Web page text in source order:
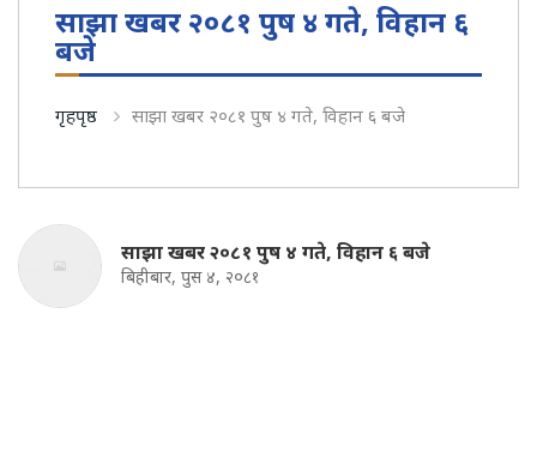
साझा खबर २०८१ पुष ४ गते, विहान ६
बजे
गृहपृष्ठ साझा खबर २०८१ पुष ४ गते, विहान ६ बजे
साझा खबर २०८१ पुष ४ गते, विहान ६ बजे
बिहीबार, पुस ४, २०८१